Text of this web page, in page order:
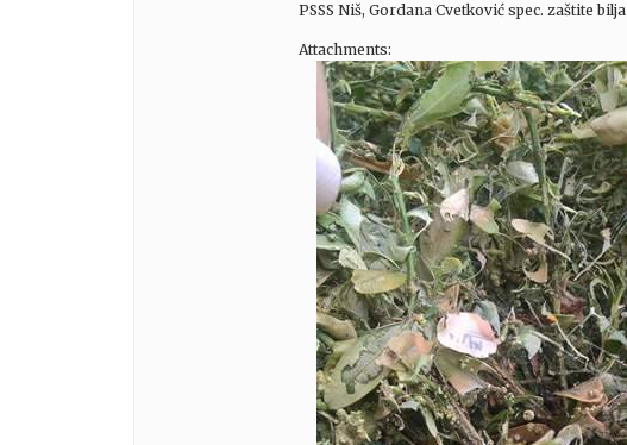
PSSS Niš, Gordana Cvetković spec. zaštite bilja
Attachments: